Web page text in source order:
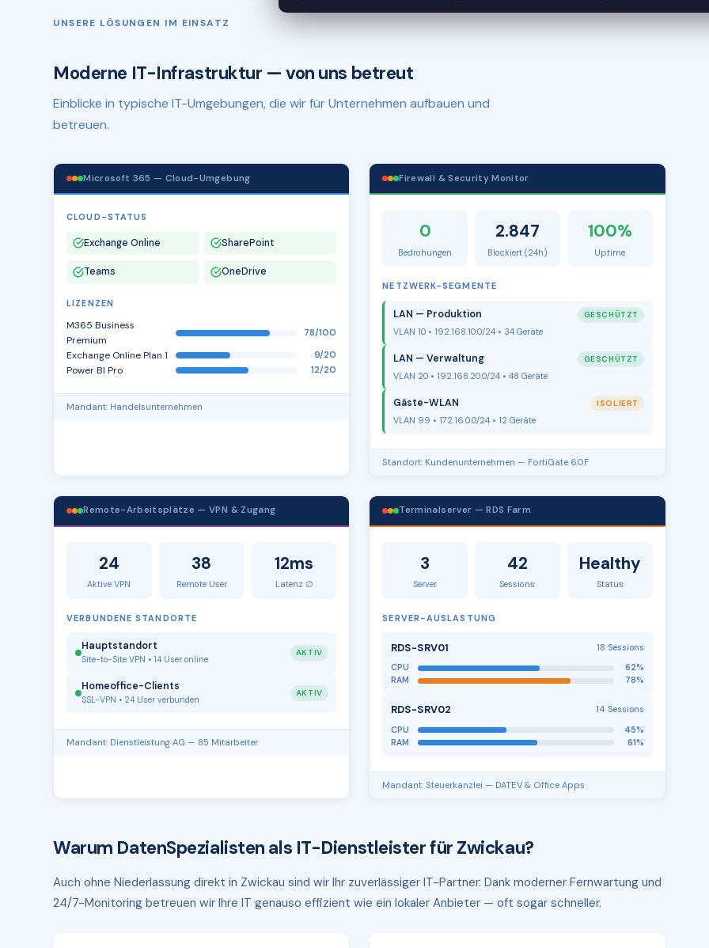
UNSERE LÖSUNGEN IM EINSATZ
Moderne IT-Infrastruktur — von uns betreut
Einblicke in typische IT-Umgebungen, die wir für Unternehmen aufbauen und
betreuen.
Microsoft 365 — Cloud-Umgebung
CLOUD-STATUS
Exchange Online SharePoint
Teams OneDrive
LIZENZEN
M365 Business
Premium
78/100
Exchange Online Plan 1 9/20
Power BI Pro 12/20
Mandant: Handelsunternehmen
Firewall & Security Monitor
0
Bedrohungen
2.847
Blockiert (24h)
100%
Uptime
NETZWERK-SEGMENTE
LAN — Produktion GESCHÜTZT
VLAN 10 • 192.168.10.0/24 • 34 Geräte
LAN — Verwaltung GESCHÜTZT
VLAN 20 • 192.168.20.0/24 • 48 Geräte
Gäste-WLAN ISOLIERT
VLAN 99 • 172.16.0.0/24 • 12 Geräte
Standort: Kundenunternehmen — FortiGate 60F
Remote-Arbeitsplätze — VPN & Zugang
24
Aktive VPN
38
Remote User
12ms
Latenz ∅
VERBUNDENE STANDORTE
Hauptstandort
Site-to-Site VPN • 14 User online
AKTIV
Homeoffice-Clients
SSL-VPN • 24 User verbunden
AKTIV
Mandant: Dienstleistung AG — 85 Mitarbeiter
Terminalserver — RDS Farm
3
Server
42
Sessions
Healthy
Status
SERVER-AUSLASTUNG
RDS-SRV01
18 Sessions
CPU
62%
RAM
78%
RDS-SRV02
14 Sessions
CPU
45%
RAM
61%
Mandant: Steuerkanzlei — DATEV & Office Apps
Warum DatenSpezialisten als IT-Dienstleister für Zwickau?
Auch ohne Niederlassung direkt in Zwickau sind wir Ihr zuverlässiger IT-Partner. Dank moderner Fernwartung und
24/7-Monitoring betreuen wir Ihre IT genauso effizient wie ein lokaler Anbieter — oft sogar schneller.